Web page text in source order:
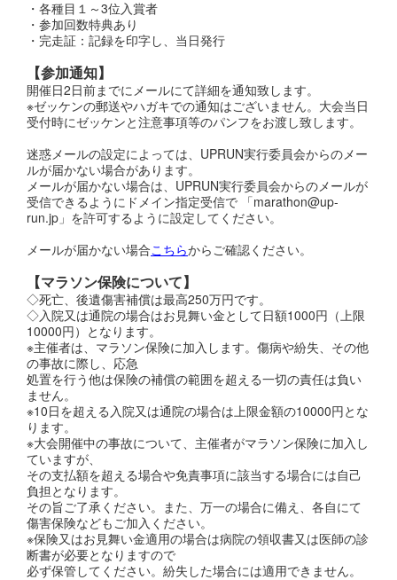
・各種目１～3位入賞者
・参加回数特典あり
・完走証：記録を印字し、当日発行
【参加通知】
開催日2日前までにメールにて詳細を通知致します。
※ゼッケンの郵送やハガキでの通知はございません。大会当日
受付時にゼッケンと注意事項等のパンフをお渡し致します。
迷惑メールの設定によっては、UPRUN実行委員会からのメー
ルが届かない場合があります。
メールが届かない場合は、UPRUN実行委員会からのメールが
受信できるようにドメイン指定受信で 「marathon@up-
run.jp」を許可するように設定してください。
メールが届かない場合こちらからご確認ください。
【マラソン保険について】
◇死亡、後遺傷害補償は最高250万円です。
◇入院又は通院の場合はお見舞い金として日額1000円（上限
10000円）となります。
※主催者は、マラソン保険に加入します。傷病や紛失、その他
の事故に際し、応急
処置を行う他は保険の補償の範囲を超える一切の責任は負い
ません。
※10日を超える入院又は通院の場合は上限金額の10000円とな
ります。
※大会開催中の事故について、主催者がマラソン保険に加入し
ていますが、
その支払額を超える場合や免責事項に該当する場合には自己
負担となります。
その旨ご了承ください。また、万一の場合に備え、各自にて
傷害保険などもご加入ください。
※保険又はお見舞い金適用の場合は病院の領収書又は医師の診
断書が必要となりますので
必ず保管してください。紛失した場合には適用できません。